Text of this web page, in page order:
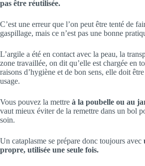
pas être réutilisée.
C’est une erreur que l’on peut être tenté de
gaspillage, mais ce n’est pas une bonne
L’argile a été en contact avec la peau, la
zone travaillée, on dit qu’elle est chargée en
raisons d’hygiène et de bon sens, elle doit
usage.
Vous pouvez la mettre à la poubelle ou au
vaut mieux éviter de la remettre dans un bol
soin.
Un cataplasme se prépare donc toujours avec
propre, utilisée une seule fois.